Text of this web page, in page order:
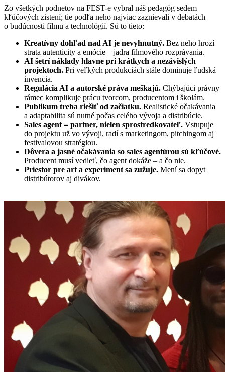
Zo všetkých podnetov na FEST-e vybral náš pedagóg sedem
kľúčových zistení; tie podľa neho najviac zaznievali v debatách
o budúcnosti filmu a technológií. Sú to tieto:
Kreatívny dohľad nad AI je nevyhnutný. Bez neho hrozí
strata autenticity a emócie – jadra filmového rozprávania.
AI šetrí náklady hlavne pri krátkych a nezávislých
projektoch. Pri veľkých produkciách stále dominuje ľudská
invencia.
Regulácia AI a autorské práva meškajú. Chýbajúci právny
rámec komplikuje prácu tvorcom, producentom i školám.
Publikum treba riešiť od začiatku. Realistické očakávania
a adaptabilita sú nutné počas celého vývoja a distribúcie.
Sales agent = partner, nielen sprostredkovateľ. Vstupuje
do projektu už vo vývoji, radí s marketingom, pitchingom aj
festivalovou stratégiou.
Dôvera a jasné očakávania so sales agentúrou sú kľúčové.
Producent musí vedieť, čo agent dokáže – a čo nie.
Priestor pre art a experiment sa zužuje. Mení sa dopyt
distribútorov aj divákov.